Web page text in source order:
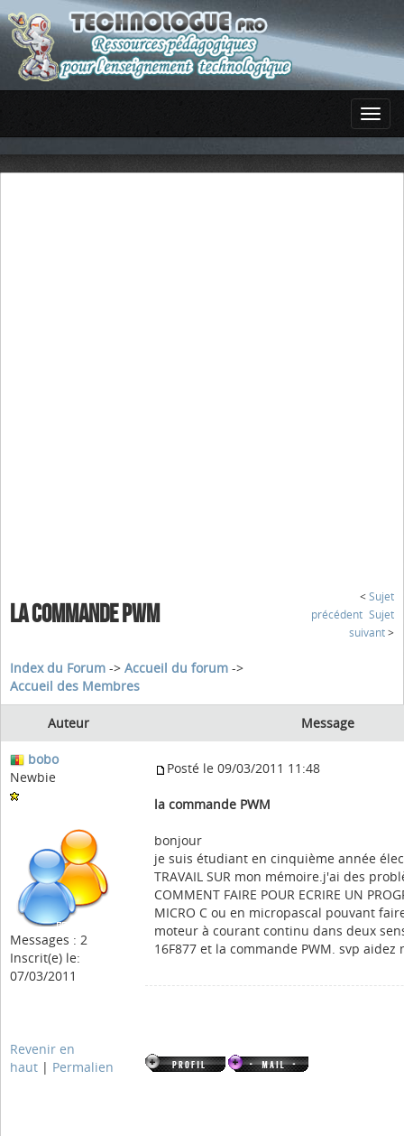
LA COMMANDE PWM
< Sujet
précédent Sujet
suivant >
Index du Forum -> Accueil du forum ->
Accueil des Membres
Auteur Message
bobo
Newbie
Messages : 2
Inscrit(e) le:
07/03/2011
Posté le 09/03/2011 11:48
la commande PWM
bonjour
je suis étudiant en cinquième année
TRAVAIL SUR mon mémoire.j'ai des
COMMENT FAIRE POUR ECRIRE UN
MICRO C ou en micropascal pouvant
moteur à courant continu dans deux
16F877 et la commande PWM. svp aidez
Revenir en
haut | Permalien